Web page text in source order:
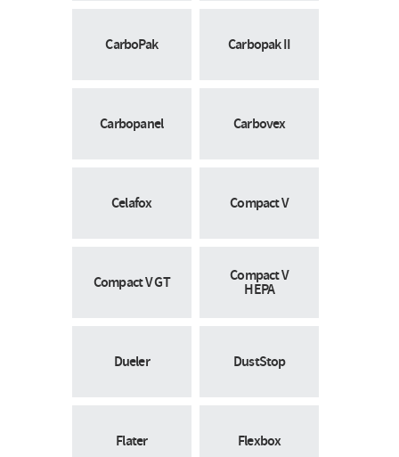
CarboPak Carbopak II
Carbopanel Carbovex
Celafox Compact V
Compact V GT Compact V
HEPA
Dueler DustStop
Flater Flexbox